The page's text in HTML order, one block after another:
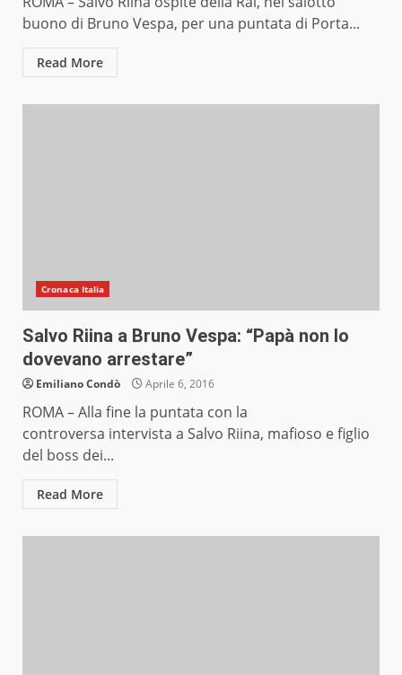
buono di Bruno Vespa, per una puntata di Porta...
Read More
Cronaca Italia
Salvo Riina a Bruno Vespa: “Papà non lo
dovevano arrestare”
Emiliano Condò Aprile 6, 2016
ROMA – Alla fine la puntata con la
controversa intervista a Salvo Riina, mafioso e figlio
del boss dei...
Read More